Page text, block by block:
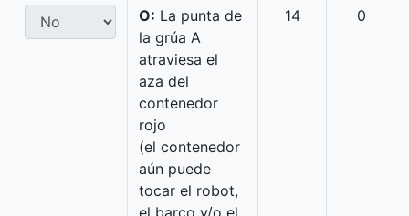
O: La punta de
la grúa A
atraviesa el
aza del
contenedor
rojo
(el contenedor
aún puede
tocar el robot,
14 0